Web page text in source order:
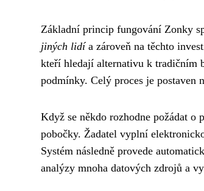
Základní princip fungování Zonky
jiných lidía zároveň na těchto
kteří hledají alternativu k tradičním
podmínky. Celý proces je postaven
Když se někdo rozhodne požádat o
pobočky. Žadatel vyplní
Systém následně provede
analýzy mnoha datových zdrojů a